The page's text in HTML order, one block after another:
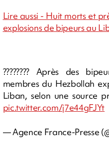
Lire aussi - Huit morts et
explosions de bipeurs au
???????? Après des
membres du Hezbollah
Liban, selon une source
pic.twitter.com/j7e44gFJYt
— Agence France-Presse